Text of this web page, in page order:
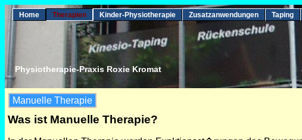
Home Therapien Kinder-Physiotherapie Zusatzanwendungen Taping
Physiotherapie-Praxis Roxie Kromat
Manuelle Therapie
Was ist Manuelle Therapie?